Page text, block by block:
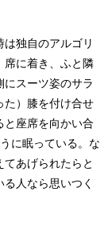
独自のアルゴリ
席に着き、ふと隣
スーツ姿のサラ
た）膝を付け合せ
と座席を向かい合
に眠っている。な
あげられたらと
人なら思いつく